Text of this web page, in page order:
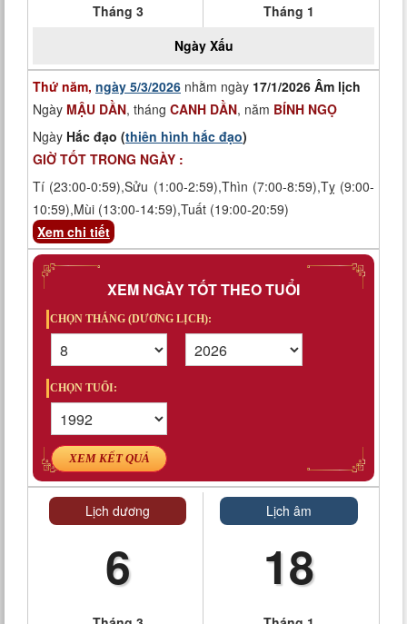
Tháng 3
Tháng 1
Ngày Xấu
Thứ năm, ngày 5/3/2026 nhằm ngày 17/1/2026 Âm lịch
Ngày MẬU DẦN, tháng CANH DẦN, năm BÍNH NGỌ
Ngày Hắc đạo (thiên hình hắc đạo)
GIỜ TỐT TRONG NGÀY :
Tí (23:00-0:59),Sửu (1:00-2:59),Thìn (7:00-8:59),Tỵ (9:00-
10:59),Mùi (13:00-14:59),Tuất (19:00-20:59)
Xem chi tiết
XEM NGÀY TỐT THEO TUỔI
CHỌN THÁNG (DƯƠNG LỊCH):
CHỌN TUỔI:
XEM KẾT QUẢ
Lịch dương
6
Lịch âm
18